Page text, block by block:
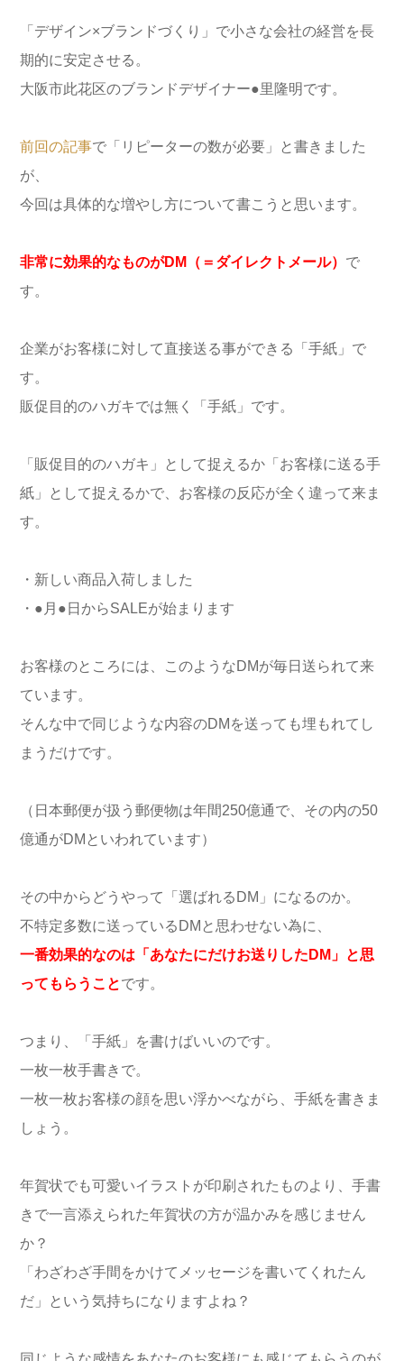
「デザイン×ブランドづくり」で小さな会社の経営を長
期的に安定させる。
大阪市此花区のブランドデザイナー●里隆明です。
前回の記事で「リピーターの数が必要」と書きました
が、
今回は具体的な増やし方について書こうと思います。
非常に効果的なものがDM（＝ダイレクトメール） で
す。
企業がお客様に対して直接送る事ができる「手紙」で
す。
販促目的のハガキでは無く「手紙」です。
「販促目的のハガキ」として捉えるか「お客様に送る手
紙」として捉えるかで、お客様の反応が全く違って来ま
す。
・新しい商品入荷しました
・●月●日からSALEが始まります
お客様のところには、このようなDMが毎日送られて来
ています。
そんな中で同じような内容のDMを送っても埋もれてし
まうだけです。
（日本郵便が扱う郵便物は年間250億通で、その内の50
億通がDMといわれています）
その中からどうやって「選ばれるDM」になるのか。
不特定多数に送っているDMと思わせない為に、
一番効果的なのは「あなたにだけお送りしたDM」と思
ってもらうことです。
つまり、「手紙」を書けばいいのです。
一枚一枚手書きで。
一枚一枚お客様の顔を思い浮かべながら、手紙を書きま
しょう。
年賀状でも可愛いイラストが印刷されたものより、手書
きで一言添えられた年賀状の方が温かみを感じません
か？
「わざわざ手間をかけてメッセージを書いてくれたん
だ」という気持ちになりますよね？